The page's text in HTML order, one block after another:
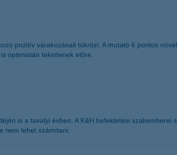
pozitív várakozásait tükrözi. A mutató 6 pontos
optimistán tekintenek előre.
is a tavalyi évben. A K&H befektetési
nem lehet számítani.